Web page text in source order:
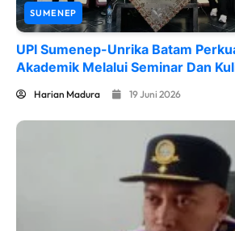
SUMENEP
UPI Sumenep-Unrika Batam
Akademik Melalui Seminar Dan
Harian Madura 19 Juni 2026